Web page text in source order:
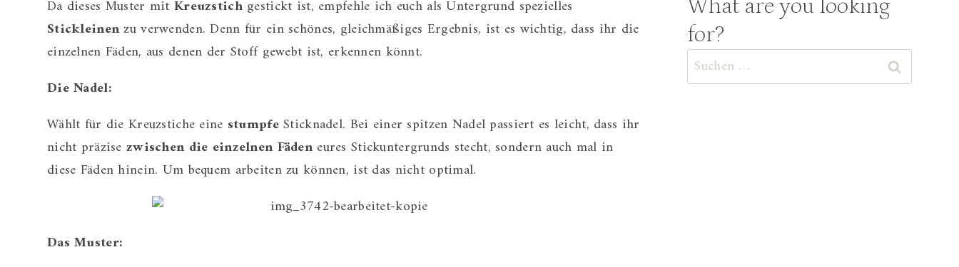
Da dieses Muster mit Kreuzstichgestickt ist, empfehle ich euch als Untergrund spezielles
Stickleinenzu verwenden. Denn für ein schönes, gleichmäßiges Ergebnis, ist es wichtig, dass ihr die
einzelnen Fäden, aus denen der Stoff gewebt ist, erkennen könnt.
Die Nadel:
Wählt für die Kreuzstiche eine stumpfeSticknadel. Bei einer spitzen Nadel passiert es leicht, dass ihr
nicht präzise zwischen die einzelnen Fädeneures Stickuntergrunds stecht, sondern auch mal in
diese Fäden hinein. Um bequem arbeiten zu können, ist das nicht optimal.
Das Muster:
What are you looking
for?
Suchen
nach: